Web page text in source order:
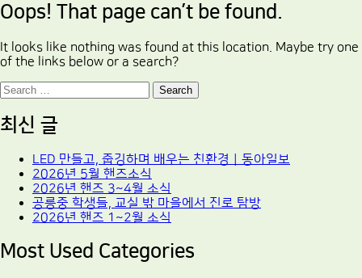
Oops! That page can’t be found.
It looks like nothing was found at this location. Maybe try one
of the links below or a search?
Search
최신 글
LED 만들고, 줍깅하며 배우는 친환경｜동아일보
2026년 5월 핸즈소식
2026년 핸즈 3~4월 소식
공릉중 학생들, 교실 밖 마을에서 진로 탐방
2026년 핸즈 1~2월 소식
Most Used Categories